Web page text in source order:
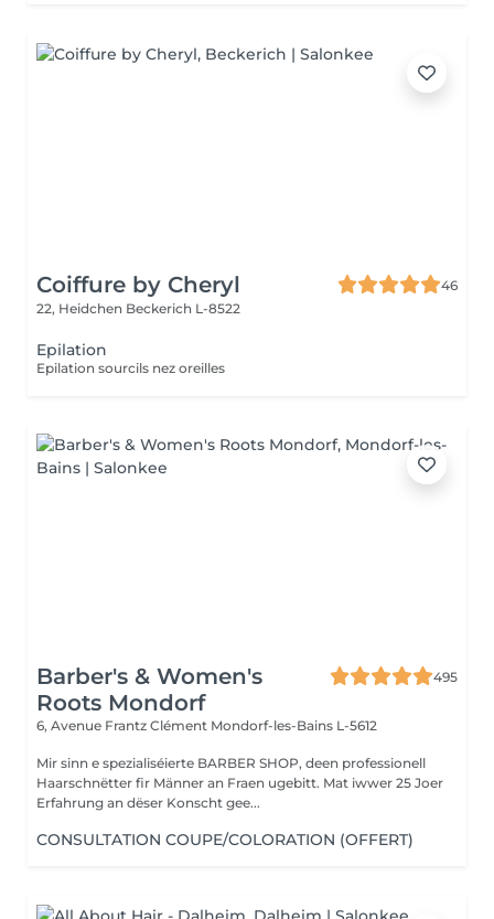
Coiffure by Cheryl
46
22, Heidchen Beckerich L-8522
Epilation
Epilation sourcils nez oreilles
Barber's & Women's
Roots Mondorf
495
6, Avenue Frantz Clément Mondorf-les-Bains L-5612
Mir sinn e spezialiséierte BARBER SHOP, deen professionell
Haarschnëtter fir Männer an Fraen ugebitt. Mat iwwer 25 Joer
Erfahrung an dëser Konscht gee...
CONSULTATION COUPE/COLORATION (OFFERT)